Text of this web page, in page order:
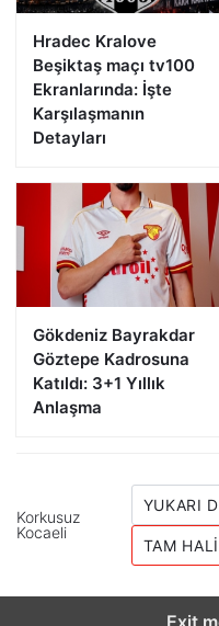
Hradec Kralove
Beşiktaş maçı tv100
Ekranlarında: İşte
Karşılaşmanın
Detayları
Gökdeniz Bayrakdar
Göztepe Kadrosuna
Katıldı: 3+1 Yıllık
Anlaşma
Korkusuz
Kocaeli
YUKARI
TAM
Exit